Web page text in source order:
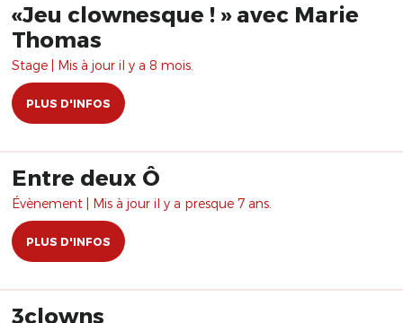
«Jeu clownesque ! » avec Marie
Thomas
Stage | Mis à jour il y a 8 mois.
PLUS D'INFOS
Entre deux Ô
Évènement | Mis à jour il y a presque 7 ans.
PLUS D'INFOS
3clowns